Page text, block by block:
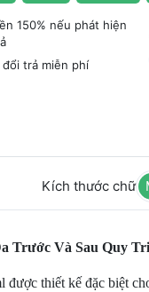
150% nếu phát hiện
trả miễn phí
Kích thước chữ
Trước Và Sau Quy
được thiết kế đặc biệt